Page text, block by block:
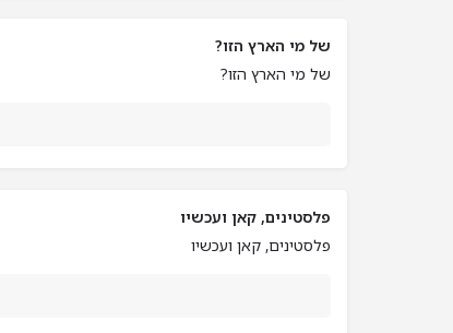
של מי הארץ הזו?
של מי הארץ הזו?
פלסטינים, קאן ועכשיו
פלסטינים, קאן ועכשיו